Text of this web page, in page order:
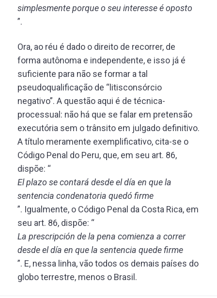
simplesmente porque o seu interesse é oposto
”.
Ora, ao réu é dado o direito de recorrer, de
forma autônoma e independente, e isso já é
suficiente para não se formar a tal
pseudoqualificação de “litisconsórcio
negativo”. A questão aqui é de técnica-
processual: não há que se falar em pretensão
executória sem o trânsito em julgado definitivo.
A título meramente exemplificativo, cita-se o
Código Penal do Peru, que, em seu art. 86,
dispõe: “
El plazo se contará desde el día en que la
sentencia condenatoria quedó firme
”. Igualmente, o Código Penal da Costa Rica, em
seu art. 86, dispõe: “
La prescripción de la pena comienza a correr
desde el día en que la sentencia quede firme
”. E, nessa linha, vão todos os demais países do
globo terrestre, menos o Brasil.